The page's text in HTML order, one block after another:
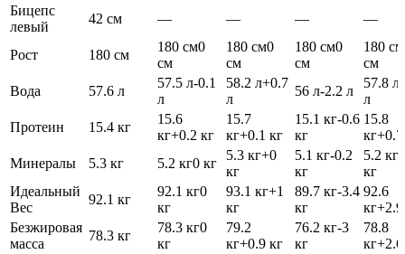
Бицепс
левый
42 см — — — —
Рост 180 см
180 см0
см
180 см0
см
180 см0
см
180 см
см
Вода
57.6 л
57.5 л-0.1
л
58.2 л+0.7
л
56 л-2.2 л
57.8 л
л
Протеин
15.4 кг
15.6
кг+0.2 кг
15.7
кг+0.1 кг
15.1 кг-0.6
кг
15.8
кг
Минералы
5.3 кг 5.2 кг0 кг
5.3 кг+0
кг
5.1 кг-0.2
кг
5.2 кг
кг
Идеальный
Вес
92.1 кг
92.1 кг0
кг
93.1 кг+1
кг
89.7 кг-3.4
кг
92.6
кг
Безжировая
масса
78.3 кг
78.3 кг0
кг
79.2
кг+0.9 кг
76.2 кг-3
кг
78.8
кг